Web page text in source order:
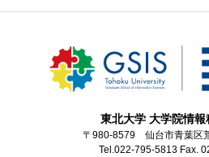
東北大学 大学院情報
〒980-8579 仙台市青葉区
Tel.022-795-5813 Fax.